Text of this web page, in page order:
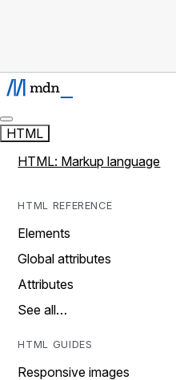
HTML
HTML: Markup language
HTML REFERENCE
Elements
Global attributes
Attributes
See all…
HTML GUIDES
Responsive images